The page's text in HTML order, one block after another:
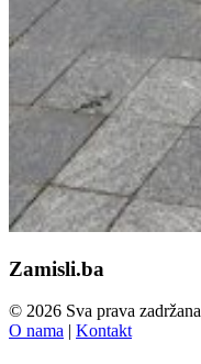
Zamisli.ba
© 2026 Sva prava zadržana
O nama | Kontakt